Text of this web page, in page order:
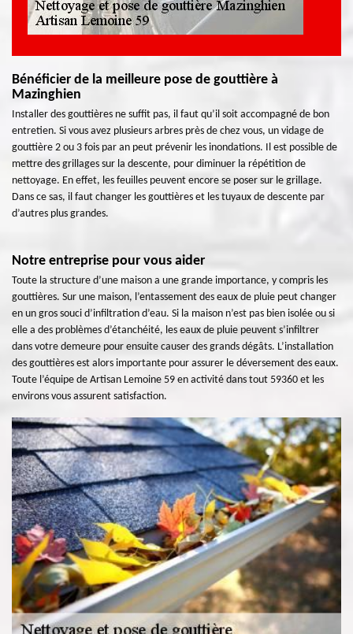
Bénéficier de la meilleure pose de gouttière à
Mazinghien
Installer des gouttières ne suffit pas, il faut qu’il soit accompagné de bon
entretien. Si vous avez plusieurs arbres près de chez vous, un vidage de
gouttière 2 ou 3 fois par an peut prévenir les inondations. Il est possible de
mettre des grillages sur la descente, pour diminuer la répétition de
nettoyage. En effet, les feuilles peuvent encore se poser sur le grillage.
Dans ce sas, il faut changer les gouttières et les tuyaux de descente par
d’autres plus grandes.
Notre entreprise pour vous aider
Toute la structure d’une maison a une grande importance, y compris les
gouttières. Sur une maison, l’entassement des eaux de pluie peut changer
en un gros souci d’infiltration d’eau. Si la maison n’est pas bien isolée ou si
elle a des problèmes d’étanchéité, les eaux de pluie peuvent s’infiltrer
dans votre demeure pour ensuite causer des grands dégâts. L’installation
des gouttières est alors importante pour assurer le déversement des eaux.
Toute l’équipe de Artisan Lemoine 59 en activité dans tout 59360 et les
environs vous assurent satisfaction.